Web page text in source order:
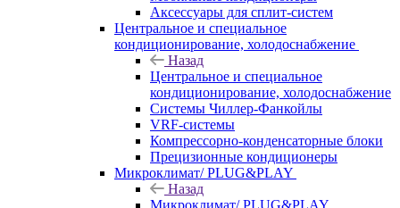
Аксессуары для сплит-систем
Центральное и специальное
кондиционирование, холодоснабжение
Назад
Центральное и специальное
кондиционирование, холодоснабжение
Системы Чиллер-Фанкойлы
VRF-системы
Компрессорно-конденсаторные блоки
Прецизионные кондиционеры
Микроклимат/ PLUG&PLAY
Назад
Микроклимат/ PLUG&PLAY